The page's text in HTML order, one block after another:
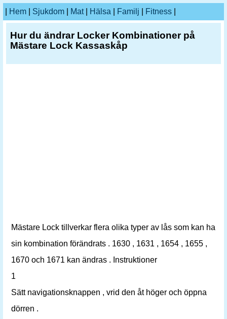
Hem Sjukdom Mat| Hälsa Familj Fitness
Hur du ändrar Locker Kombinationer på
Mästare Lock Kassaskåp
Mästare Lock tillverkar flera olika typer av lås som kan ha
sin kombination förändrats . 1630 , 1631 , 1654 , 1655 ,
1670 och 1671 kan ändras . Instruktioner
1
Sätt navigationsknappen , vrid den åt höger och öppna
dörren .